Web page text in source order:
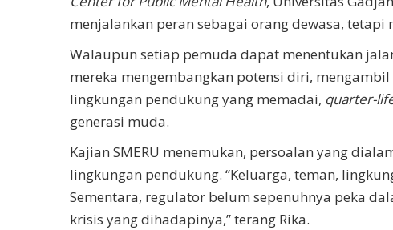
menjalankan peran sebagai orang dewasa,
Walaupun setiap pemuda dapat menentukan
mereka mengembangkan potensi diri,
lingkungan pendukung yang memadai, quarter-
generasi muda.
Kajian SMERU menemukan, persoalan yang
lingkungan pendukung. “Keluarga, teman,
Sementara, regulator belum sepenuhnya peka
krisis yang dihadapinya,” terang Rika.